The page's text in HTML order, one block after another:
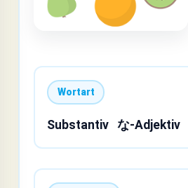
Wortart
Substantiv な-Adjektiv